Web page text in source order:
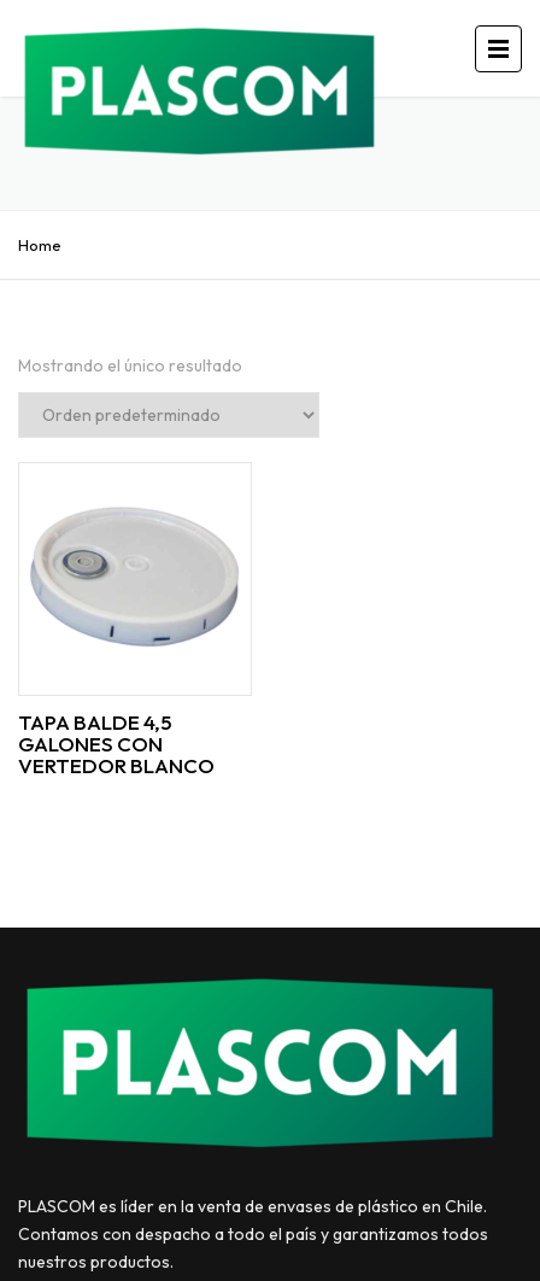
Home
Mostrando el único resultado
TAPA BALDE 4,5
GALONES CON
VERTEDOR BLANCO
PLASCOM es líder en la venta de envases de plástico en Chile.
Contamos con despacho a todo el país y garantizamos todos
nuestros productos.